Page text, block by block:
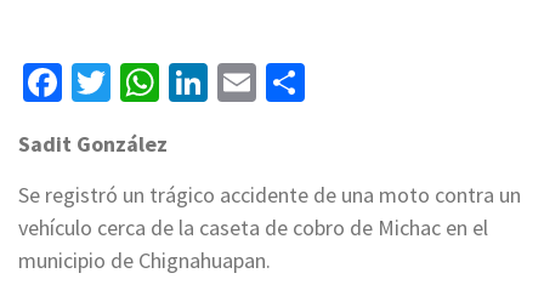
Facebook
Twitter
WhatsApp
LinkedIn
Email
Sadit González
Se registró un trágico accidente de una moto contra un
vehículo cerca de la caseta de cobro de Michac en el
municipio de Chignahuapan.